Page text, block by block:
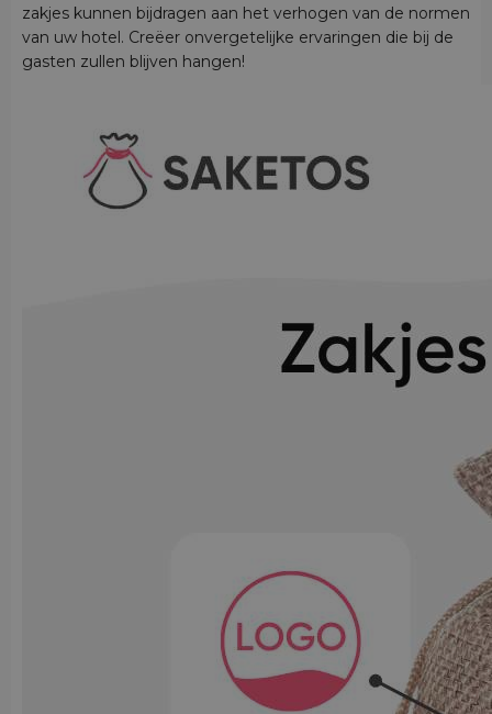
zakjes kunnen bijdragen aan het verhogen van de normen
van uw hotel. Creëer onvergetelijke ervaringen die bij de
gasten zullen blijven hangen!